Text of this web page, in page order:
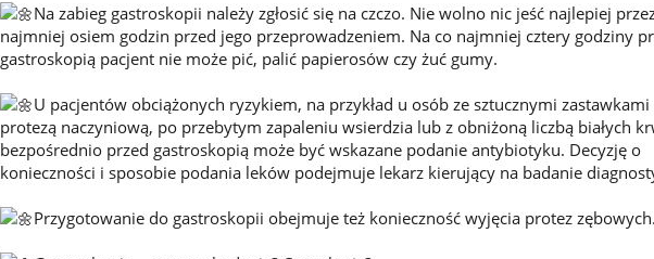
Na zabieg gastroskopii należy zgłosić się na czczo. Nie wolno nic jeść najlepiej
najmniej osiem godzin przed jego przeprowadzeniem. Na co najmniej cztery godziny
gastroskopią pacjent nie może pić, palić papierosów czy żuć gumy.
U pacjentów obciążonych ryzykiem, na przykład u osób ze sztucznymi zastawkami
protezą naczyniową, po przebytym zapaleniu wsierdzia lub z obniżoną liczbą białych
bezpośrednio przed gastroskopią może być wskazane podanie antybiotyku. Decyzję o
konieczności i sposobie podania leków podejmuje lekarz kierujący na badanie
Przygotowanie do gastroskopii obejmuje też konieczność wyjęcia protez zębowych.